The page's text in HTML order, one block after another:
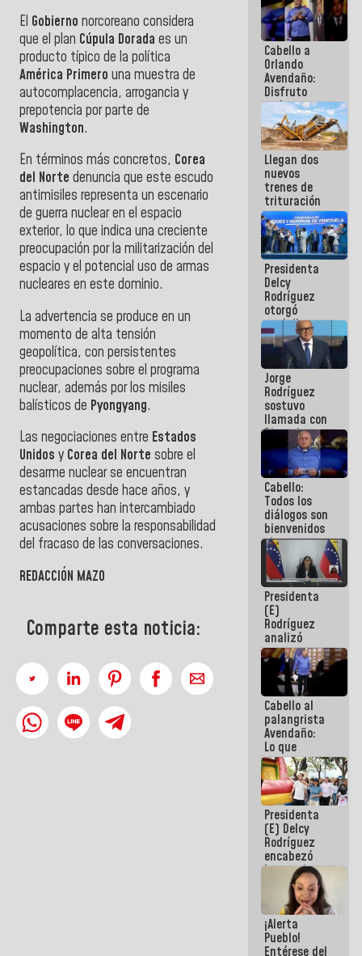
El Gobierno norcoreano considera
que el plan Cúpula Dorada es un
producto típico de la política
América Primero una muestra de
autocomplacencia, arrogancia y
prepotencia por parte de
Washington.
En términos más concretos, Corea
del Norte denuncia que este escudo
antimisiles representa un escenario
de guerra nuclear en el espacio
exterior, lo que indica una creciente
preocupación por la militarización del
espacio y el potencial uso de armas
nucleares en este dominio.
La advertencia se produce en un
momento de alta tensión
geopolítica, con persistentes
preocupaciones sobre el programa
nuclear, además por los misiles
balísticos de Pyongyang.
Las negociaciones entre Estados
Unidos y Corea del Norte sobre el
desarme nuclear se encuentran
estancadas desde hace años, y
ambas partes han intercambiado
acusaciones sobre la responsabilidad
del fracaso de las conversaciones.
REDACCIÓN MAZO
Comparte esta noticia:
Cabello a
Orlando
Avendaño:
Disfruto
cada vez
que escribes
porque lo
que haces
es
embarrarla
Llegan dos
nuevos
trenes de
trituración
para
optimizar
manejo de
escombros
en La Guaira
Presidenta
Delcy
Rodríguez
otorgó
medalla
"Héroe de
Venezuela"
a servidores
públicos
Jorge
Rodríguez
sostuvo
llamada con
Dinorah
Figuera y
acuerdan
primer
encuentro
presencial
para el
diálogo
Cabello:
Todos los
diálogos son
bienvenidos
siempre que
estén en el
marco de la
Constitución
de la
República
Presidenta
(E)
Rodríguez
analizó
junto a
gobernadores
planes de
recuperación
del Sistema
Eléctrico
Nacional
Cabello al
palangrista
Avendaño:
Lo que
vayas a
escribir
hazlo hoy
por que no
sabemos si
la semana
que viene
hay
programa
Presidenta
(E) Delcy
Rodríguez
encabezó
lanzamiento
del Plan
Nacional de
Recreación
Vacacional
¡Alerta
Pueblo!
Entérese del